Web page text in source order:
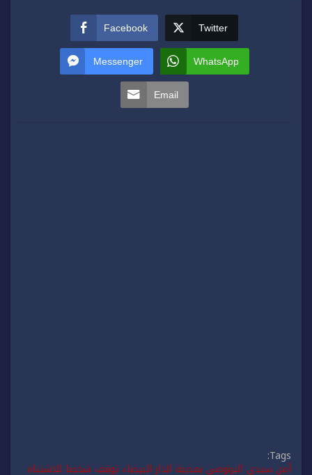
Facebook Twitter
Messenger WhatsApp
Email
Tags:
أمن سيدي البرنوصي بمدينة الدار البيضاء توقف شخصا للاشتباه